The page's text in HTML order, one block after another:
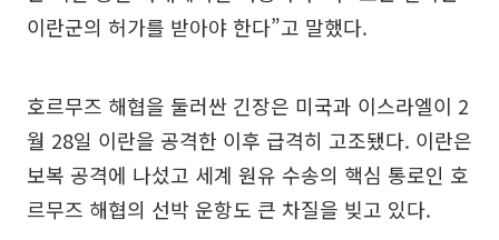
이란군의 허가를 받아야 한다”고 말했다.
호르무즈 해협을 둘러싼 긴장은 미국과 이스라엘이 2
월 28일 이란을 공격한 이후 급격히 고조됐다. 이란은
보복 공격에 나섰고 세계 원유 수송의 핵심 통로인 호
르무즈 해협의 선박 운항도 큰 차질을 빚고 있다.